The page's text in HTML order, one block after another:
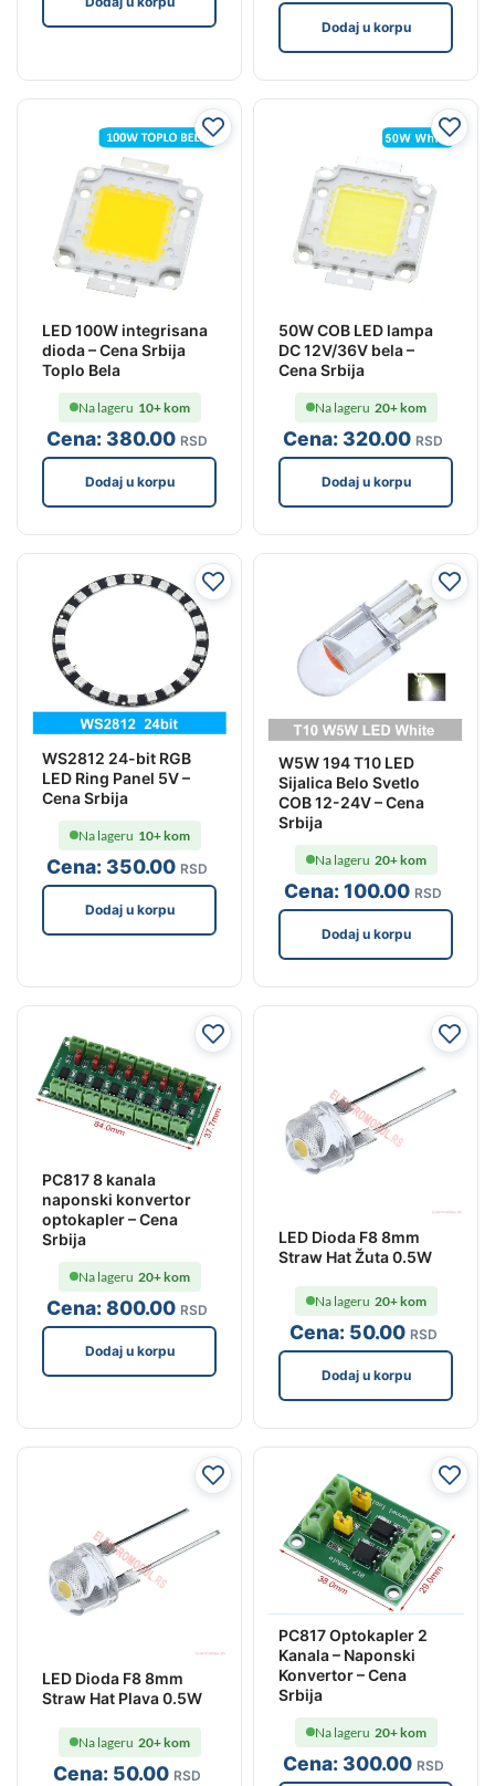
Dodaj u korpu
LED 100W integrisana
dioda – Cena Srbija
Toplo Bela
Cena:380.00 RSD
Na lageru 10+ kom
Dodaj u korpu
50W COB LED lampa
DC 12V/36V bela –
Cena Srbija
Cena:320.00 RSD
Na lageru 20+ kom
Dodaj u korpu
WS2812 24-bit RGB
LED Ring Panel 5V –
Cena Srbija
Cena:350.00 RSD
Na lageru 10+ kom
Dodaj u korpu
W5W 194 T10 LED
Sijalica Belo Svetlo
COB 12-24V – Cena
Srbija
Cena:100.00 RSD
Na lageru 20+ kom
Dodaj u korpu
PC817 8 kanala
naponski konvertor
optokapler – Cena
Srbija
Cena:800.00 RSD
Na lageru 20+ kom
Dodaj u korpu
LED Dioda F8 8mm
Straw Hat Žuta 0.5W
Cena: 50.00 RSD
Na lageru 20+ kom
Dodaj u korpu
LED Dioda F8 8mm
Straw Hat Plava 0.5W
Cena: 50.00 RSD
Na lageru 20+ kom
PC817 Optokapler 2
Kanala – Naponski
Konvertor – Cena
Srbija
Cena:300.00 RSD
Na lageru 20+ kom